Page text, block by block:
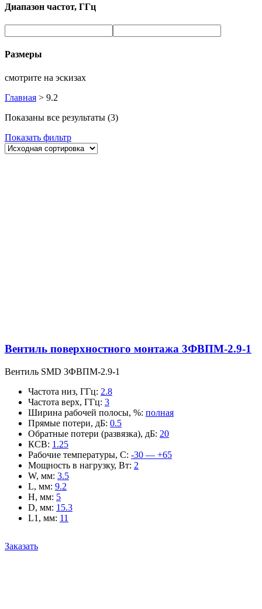
Диапазон частот, ГГц
Размеры
смотрите на эскизах
Главная > 9.2
Показаны все результаты (3)
Показать фильтр
Вентиль поверхностного монтажа 3ФВПМ-2.9-1
Вентиль SMD 3ФВПМ-2.9-1
Частота низ, ГГц: 2.8
Частота верх, ГГц: 3
Ширина рабочей полосы, %: полная
Прямые потери, дБ: 0.5
Обратные потери (развязка), дБ: 20
КСВ: 1.25
Рабочие температуры, С: -30 — +65
Мощность в нагрузку, Вт: 2
W, мм: 3.5
L, мм: 9.2
H, мм: 5
D, мм: 15.3
L1, мм: 11
Заказать